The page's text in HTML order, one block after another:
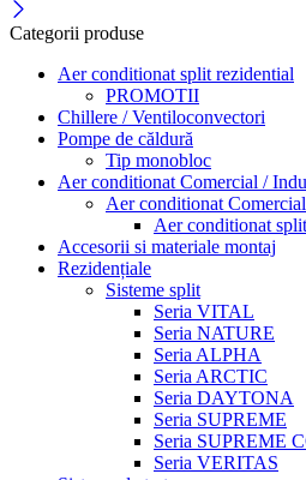
Categorii produse
Aer conditionat split rezidential
PROMOTII
Chillere / Ventiloconvectori
Pompe de căldură
Tip monobloc
Aer conditionat Comercial /
Aer conditionat
Aer conditionat
Accesorii si materiale montaj
Rezidențiale
Sisteme split
Seria VITAL
Seria NATURE
Seria ALPHA
Seria ARCTIC
Seria DAYTONA
Seria SUPREME
Seria SUPREME
Seria VERITAS